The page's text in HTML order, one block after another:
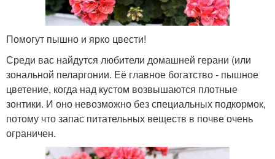
Помогут пышно и ярко цвести!
Среди вас найдутся любители домашней герани (или
зональной пеларгонии. Её главное богатство - пышное
цветение, когда над кустом возвышаются плотные
зонтики. И оно невозможно без специальных подкормок,
потому что запас питательных веществ в почве очень
ограничен.